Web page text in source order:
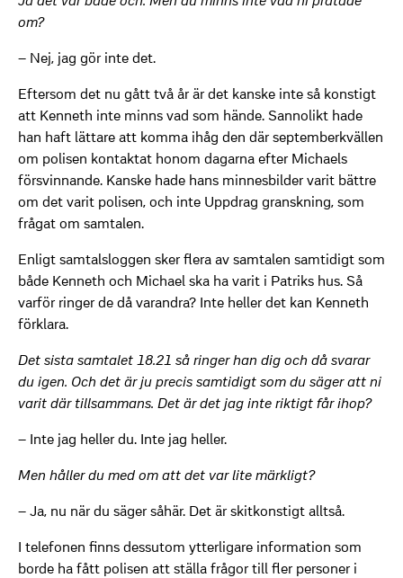
om?
– Nej, jag gör inte det.
Eftersom det nu gått två år är det kanske inte så konstigt
att Kenneth inte minns vad som hände. Sannolikt hade
han haft lättare att komma ihåg den där septemberkvällen
om polisen kontaktat honom dagarna efter Michaels
försvinnande. Kanske hade hans minnesbilder varit bättre
om det varit polisen, och inte Uppdrag granskning, som
frågat om samtalen.
Enligt samtalsloggen sker flera av samtalen samtidigt som
både Kenneth och Michael ska ha varit i Patriks hus. Så
varför ringer de då varandra? Inte heller det kan Kenneth
förklara.
Det sista samtalet 18.21 så ringer han dig och då svarar
du igen. Och det är ju precis samtidigt som du säger att ni
varit där tillsammans. Det är det jag inte riktigt får ihop?
– Inte jag heller du. Inte jag heller.
Men håller du med om att det var lite märkligt?
– Ja, nu när du säger såhär. Det är skitkonstigt alltså.
I telefonen finns dessutom ytterligare information som
borde ha fått polisen att ställa frågor till fler personer i